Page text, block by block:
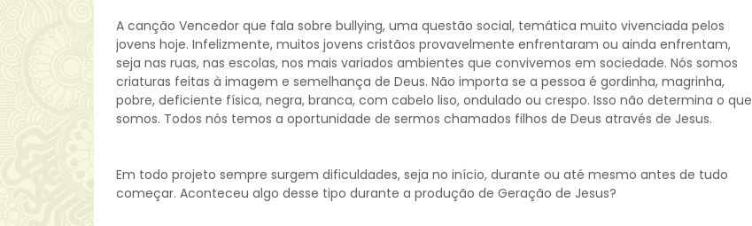
A canção Vencedor que fala sobre bullying, uma questão social, temática muito vivenciada pelos
jovens hoje. Infelizmente, muitos jovens cristãos provavelmente enfrentaram ou ainda enfrentam,
seja nas ruas, nas escolas, nos mais variados ambientes que convivemos em sociedade. Nós somos
criaturas feitas à imagem e semelhança de Deus. Não importa se a pessoa é gordinha, magrinha,
pobre, deficiente física, negra, branca, com cabelo liso, ondulado ou crespo. Isso não determina o que
somos. Todos nós temos a oportunidade de sermos chamados filhos de Deus através de Jesus.
Em todo projeto sempre surgem dificuldades, seja no início, durante ou até mesmo antes de tudo
começar. Aconteceu algo desse tipo durante a produção de Geração de Jesus?